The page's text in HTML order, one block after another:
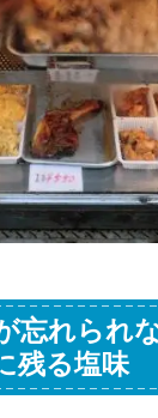
忘れられ
残る塩味